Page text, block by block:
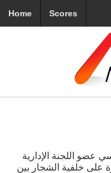
Home Scores
اللجنة الإدارية
على خلفية الشجار بين